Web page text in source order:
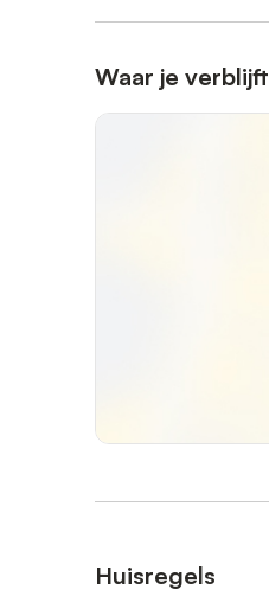
Waar je verblijft
Huisregels